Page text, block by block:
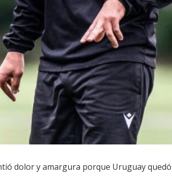
dolor y amargura porque Uruguay